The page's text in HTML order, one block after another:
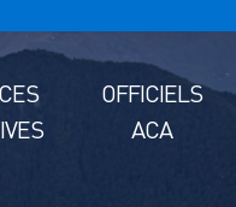
OFFICIELS
ACA